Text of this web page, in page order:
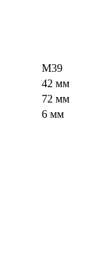
М39
42 мм
72 мм
6 мм